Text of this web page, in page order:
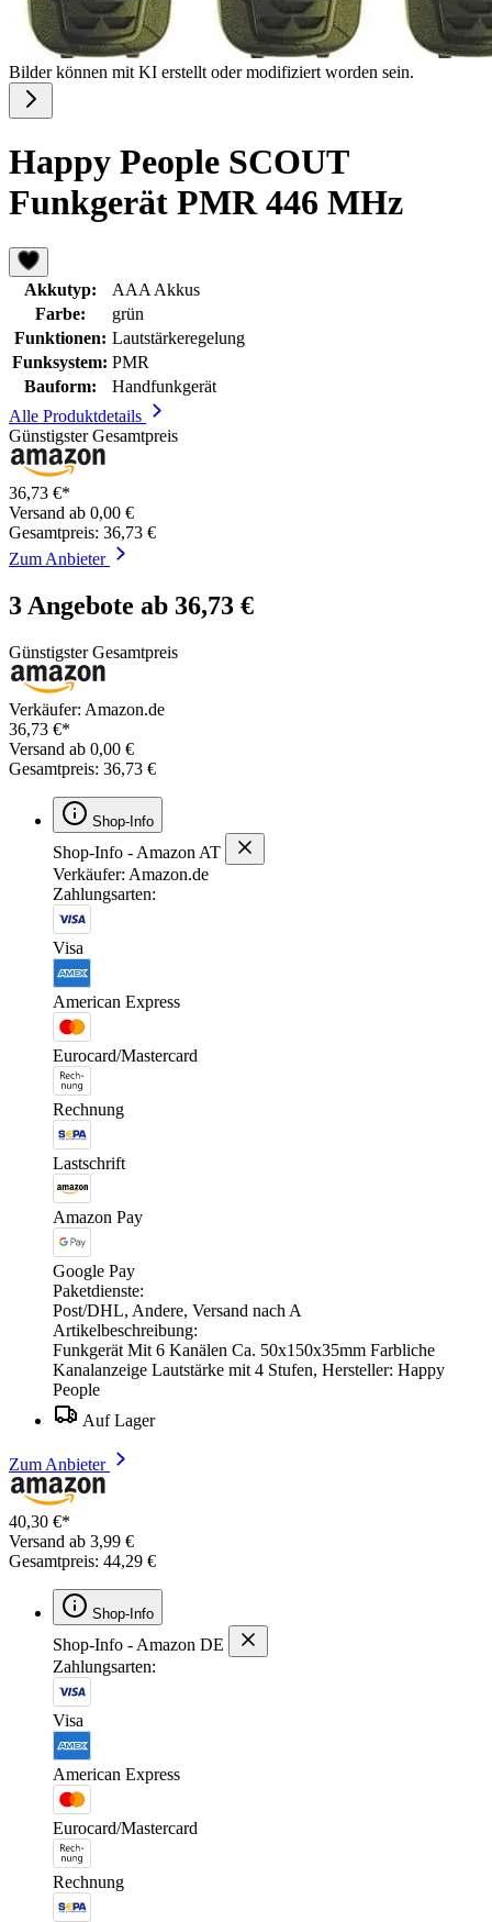
Bilder können mit KI erstellt oder modifiziert worden sein.
Happy People SCOUT
Funkgerät PMR 446 MHz
Akkutyp:
AAA Akkus
Farbe:
grün
Funktionen: Lautstärkeregelung
Funksystem: PMR
Bauform:
Handfunkgerät
Alle Produktdetails
Günstigster Gesamtpreis
36,73 €*
Versand ab 0,00 €
Gesamtpreis: 36,73 €
Zum Anbieter
3 Angebote ab 36,73 €
Günstigster Gesamtpreis
Verkäufer: Amazon.de
36,73 €*
Versand ab 0,00 €
Gesamtpreis: 36,73 €
Shop-Info
Shop-Info - Amazon AT
Verkäufer: Amazon.de
Zahlungsarten:
Visa
American Express
Eurocard/Mastercard
Rechnung
Lastschrift
Amazon Pay
Google Pay
Paketdienste:
Post/DHL, Andere, Versand nach A
Artikelbeschreibung:
Funkgerät Mit 6 Kanälen Ca. 50x150x35mm Farbliche
Kanalanzeige Lautstärke mit 4 Stufen, Hersteller: Happy
People
Auf Lager
Zum Anbieter
40,30 €*
Versand ab 3,99 €
Gesamtpreis: 44,29 €
Shop-Info
Shop-Info - Amazon DE
Zahlungsarten:
Visa
American Express
Eurocard/Mastercard
Rechnung